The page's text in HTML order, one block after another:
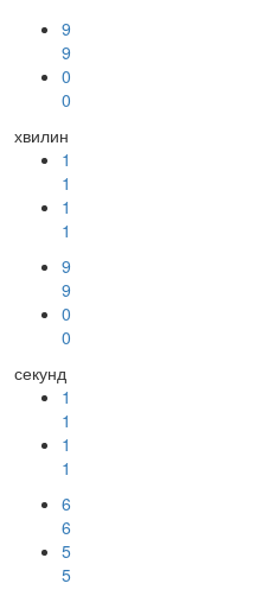
9
9
0
0
хвилин
1
1
1
1
9
9
0
0
секунд
1
1
1
1
5
5
4
4